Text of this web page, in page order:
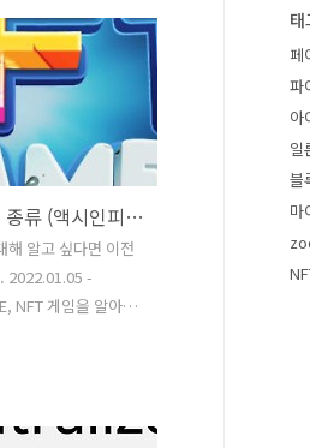
비트코인에 비해 덜
사용합니다. 이 회사
한 P2P 신용 네트
다. 네트워크 내의
하여 서로 대출을
할 수 있습니다. 비
대를 연 지 3년이 지
바꿔 대형 기업과 금
래의 상대자 역할을
OpenCoin이 되었
의 암호화폐인 XRP
해외 NFT 게임 종류 (액시인피니티, Alien Worlds, 크립토마인즈, Splinterlands, Farmers World)
해 알고 싶다면 이전
2022.01.05 -
NFT 게임을 알아야
단순히 지갑에 암
태
페
파
아
일
블
마